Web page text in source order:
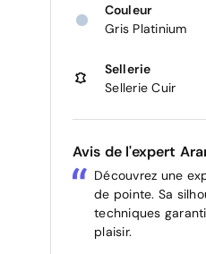
Couleur
Gris Platinium
Sellerie
Sellerie Cuir
Avis de l'expert
Découvrez une
de pointe. Sa
techniques
plaisir.